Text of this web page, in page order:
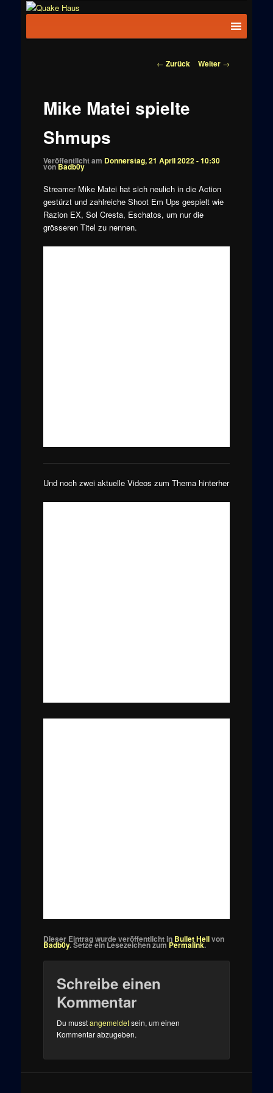
News zu
Beitragsnavigation
← Zurück Weiter →
Mike Matei spielte
Shmups
Veröffentlicht am Donnerstag, 21 April 2022 - 10:30
vonBadb0y
Streamer Mike Matei hat sich neulich in die Action
gestürzt und zahlreiche Shoot Em Ups gespielt wie
Razion EX, Sol Cresta, Eschatos, um nur die
grösseren Titel zu nennen.
Und noch zwei aktuelle Videos zum Thema hinterher
Dieser Eintrag wurde veröffentlicht in Bullet Hellvon
Badb0y. Setze ein Lesezeichen zumPermalink.
Schreibe einen
Kommentar
Du musstangemeldetsein, um einen
Kommentar abzugeben.